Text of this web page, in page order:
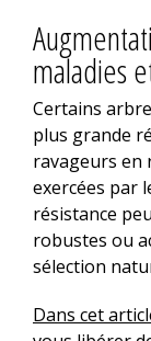
maladies
Certains
plus grande
ravageurs en
exercées par
résistance
robustes ou
sélection
Dans cet